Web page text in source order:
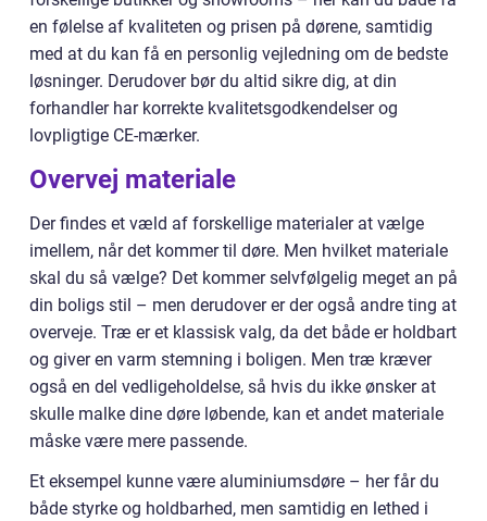
en følelse af kvaliteten og prisen på dørene, samtidig
med at du kan få en personlig vejledning om de bedste
løsninger. Derudover bør du altid sikre dig, at din
forhandler har korrekte kvalitetsgodkendelser og
lovpligtige CE-mærker.
Overvej materiale
Der findes et væld af forskellige materialer at vælge
imellem, når det kommer til døre. Men hvilket materiale
skal du så vælge? Det kommer selvfølgelig meget an på
din boligs stil – men derudover er der også andre ting at
overveje. Træ er et klassisk valg, da det både er holdbart
og giver en varm stemning i boligen. Men træ kræver
også en del vedligeholdelse, så hvis du ikke ønsker at
skulle malke dine døre løbende, kan et andet materiale
måske være mere passende.
Et eksempel kunne være aluminiumsdøre – her får du
både styrke og holdbarhed, men samtidig en lethed i